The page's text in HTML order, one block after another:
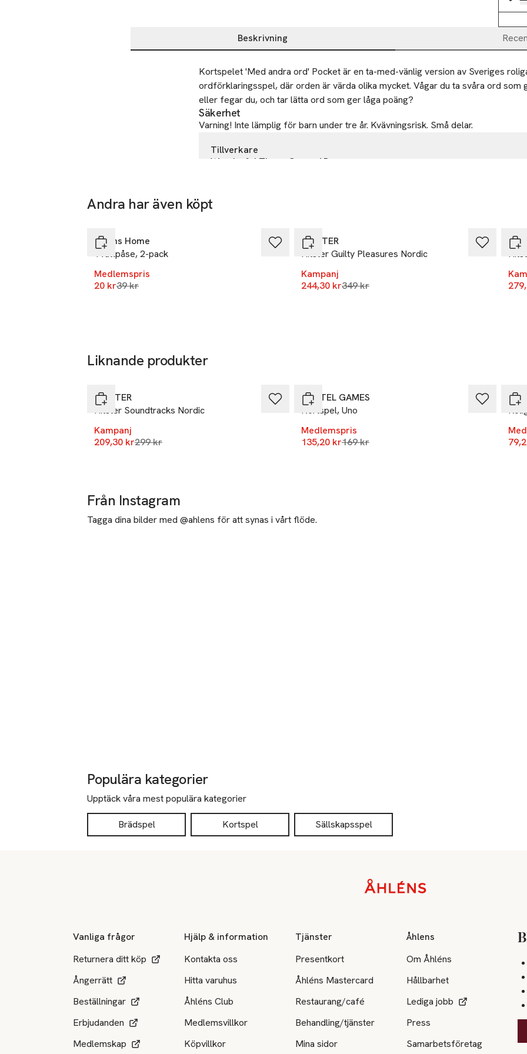
Beskrivning
Beskrivning
Kortspelet 'Med andra ord' Pocket är en ta-med-vänlig version av Sveriges
ordförklaringsspel, där orden är värda olika mycket. Vågar du ta svåra ord som
eller fegar du, och tar lätta ord som ger låga poäng?
Säkerhet
Varning! Inte lämplig för barn under tre år. Kvävningsrisk. Små delar.
Tillverkare
Wonderful Times Group AB
Sweden
Andra har även köpt
Åhléns Home
Tvättpåse, 2-pack
Medlemspris
20 krLägsta pris 30 dagar
39 kr
HITSTER
Hitster Guilty Pleasures Nordic
Kampanj
244,30 krLägsta pris 30 dagar
349 kr
Liknande produkter
HITSTER
Hitster Soundtracks Nordic
Kampanj
209,30 krLägsta pris 30 dagar
299 kr
MATTEL GAMES
Kortspel, Uno
Medlemspris
135,20 krLägsta pris 30 dagar
169 kr
Från Instagram
Tagga dina bilder med @ahlens för att synas i vårt flöde.
Populära kategorier
Upptäck våra mest populära kategorier
Brädspel Kortspel Sällskapsspel
Vanliga frågor
Returnera ditt köp
Ångerrätt
Beställningar
Erbjudanden
Medlemskap
Hjälp & information
Kontakta oss
Hitta varuhus
Åhléns Club
Medlemsvillkor
Köpvillkor
Tjänster
Presentkort
Åhléns Mastercard
Restaurang/café
Behandling/tjänster
Mina sidor
Åhlens
Om Åhléns
Hållbarhet
Lediga jobb
Press
Samarbetsföretag